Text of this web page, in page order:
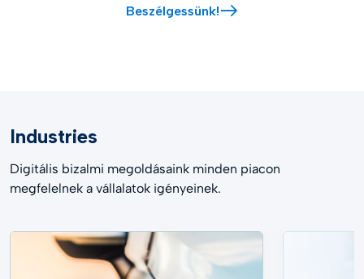
Beszélgessünk!
Industries
Digitális bizalmi megoldásaink minden piacon
megfelelnek a vállalatok igényeinek.